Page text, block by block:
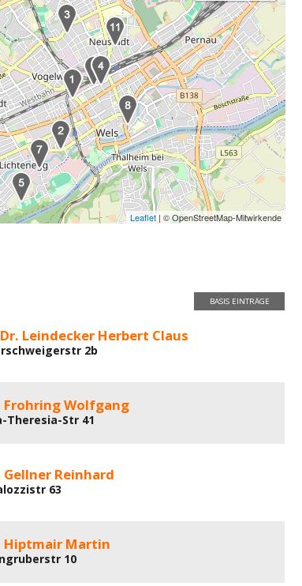
Leaflet | © OpenStreetMap-Mitwirkende
BASIS EINTRÄGE
Leindecker Herbert Claus
2b
Frohring Wolfgang
Theresia-Str 41
Reinhard
63
Hiptmair Martin
10